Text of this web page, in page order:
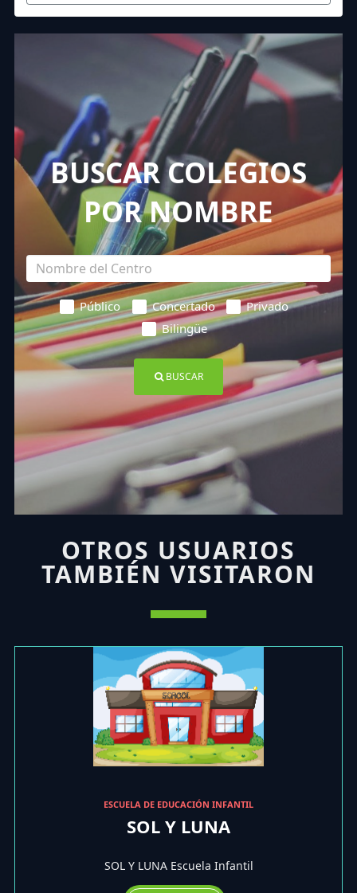
BUSCAR COLEGIOS
POR NOMBRE
Público Concertado
Privado
Bilingüe
BUSCAR
OTROS USUARIOS
TAMBIÉN VISITARON
ESCUELA DE EDUCACIÓN INFANTIL
SOL Y LUNA
SOL Y LUNA Escuela Infantil